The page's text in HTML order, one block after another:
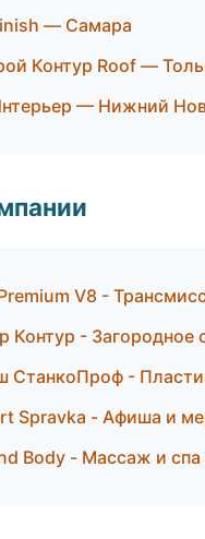
— Самара
Контур Roof —
— Нижний
V8 -
Контур - Загородное
СтанкоПроф -
Spravka - Афиша и
Body - Массаж и спа